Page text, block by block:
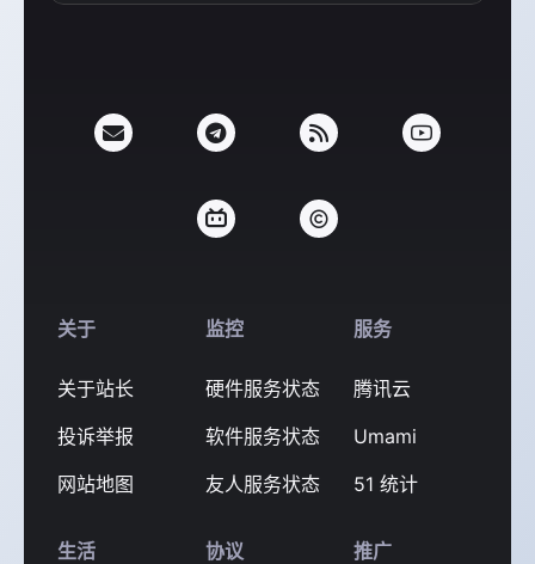
微信
关于
关于站长
投诉举报
网站地图
监控
硬件服务状态
软件服务状态
友人服务状态
服务
腾讯云
Umami
51 统计
生活 协议 推广